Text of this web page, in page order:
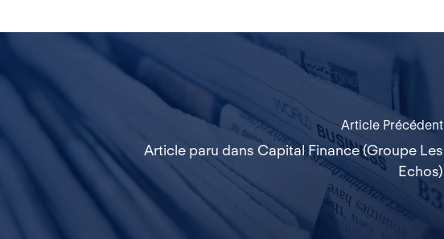
Article Précédent
Article paru dans Capital Finance (Groupe Les
Echos)